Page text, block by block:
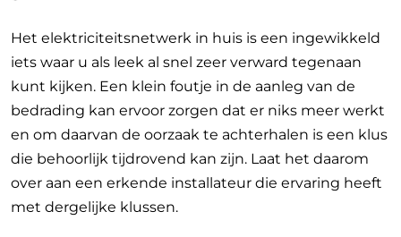
Het elektriciteitsnetwerk in huis is een ingewikkeld
iets waar u als leek al snel zeer verward tegenaan
kunt kijken. Een klein foutje in de aanleg van de
bedrading kan ervoor zorgen dat er niks meer werkt
en om daarvan de oorzaak te achterhalen is een klus
die behoorlijk tijdrovend kan zijn. Laat het daarom
over aan een erkende installateur die ervaring heeft
met dergelijke klussen.